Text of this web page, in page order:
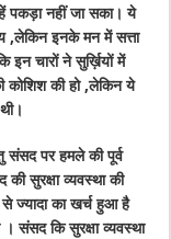
पकड़ा नहीं जा सका। ये
इनके मन में सत्ता
चारों ने सुर्ख़ियों में
कोशिश की हो ,लेकिन ये
संसद पर हमले की पूर्व
सुरक्षा व्यवस्था की
ज्यादा का खर्च हुआ है
संसद कि सुरक्षा व्यवस्था